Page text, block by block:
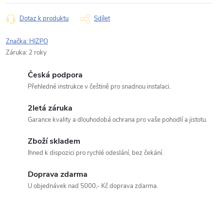
Typ dotazu
Váš dotaz
Odeslat dotaz
Odesláním souhlasíte se
Dotaz k produktu Sdílet
Značka: HIZPO
Záruka: 2 roky
Česká podpora
Přehledné instrukce v češtině pro snadnou instalaci.
2letá záruka
Garance kvality a dlouhodobá ochrana pro vaše pohodlí a jistotu.
Zboží skladem
Ihned k dispozici pro rychlé odeslání, bez čekání.
Doprava zdarma
U objednávek nad 5000,- Kč doprava zdarma.